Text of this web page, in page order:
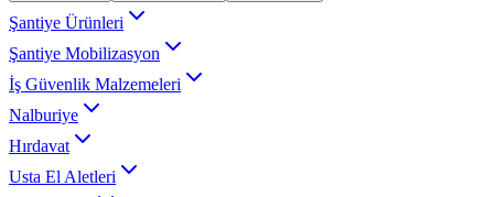
Şantiye Ürünleri
Şantiye Mobilizasyon
İş Güvenlik Malzemeleri
Nalburiye
Hırdavat
Usta El Aletleri